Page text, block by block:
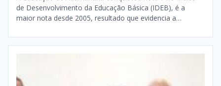
de Desenvolvimento da Educação Básica (IDEB), é a
maior nota desde 2005, resultado que evidencia a…